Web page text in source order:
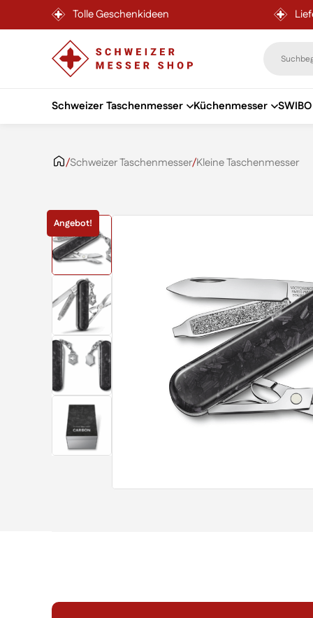
Tolle Geschenkideen
Schweizer Taschenmesser Küchenmesser
/Schweizer Taschenmesser/Kleine Taschenmesser
Angebot!